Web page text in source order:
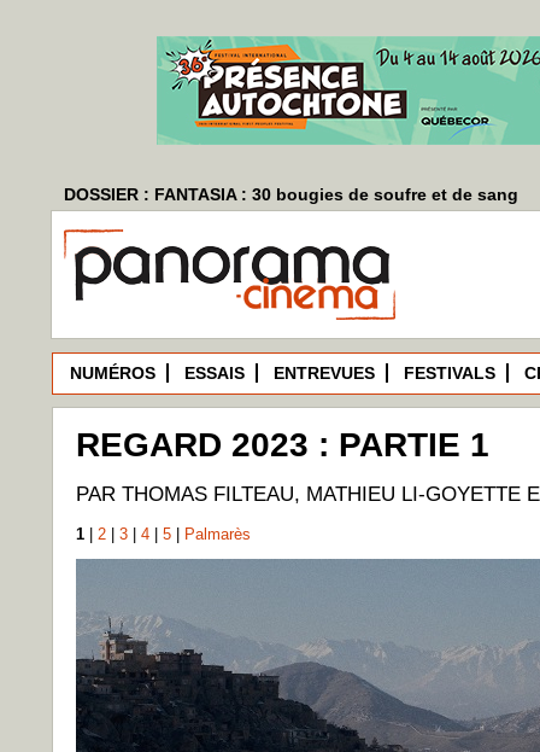
DOSSIER : FANTASIA : 30 bougies de soufre et de sang
NUMÉROS ESSAIS ENTREVUES FESTIVALS
REGARD 2023 : PARTIE 1
PAR THOMAS FILTEAU, MATHIEU LI-GOYETTE
1 2 3 4 5 Palmarès